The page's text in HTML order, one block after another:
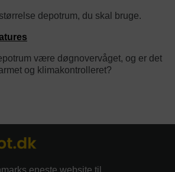
depotrum, du skal bruge.
være døgnovervåget, og er det
og klimakontrolleret?